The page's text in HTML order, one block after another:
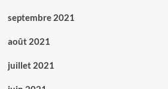
septembre 2021
août 2021
juillet 2021